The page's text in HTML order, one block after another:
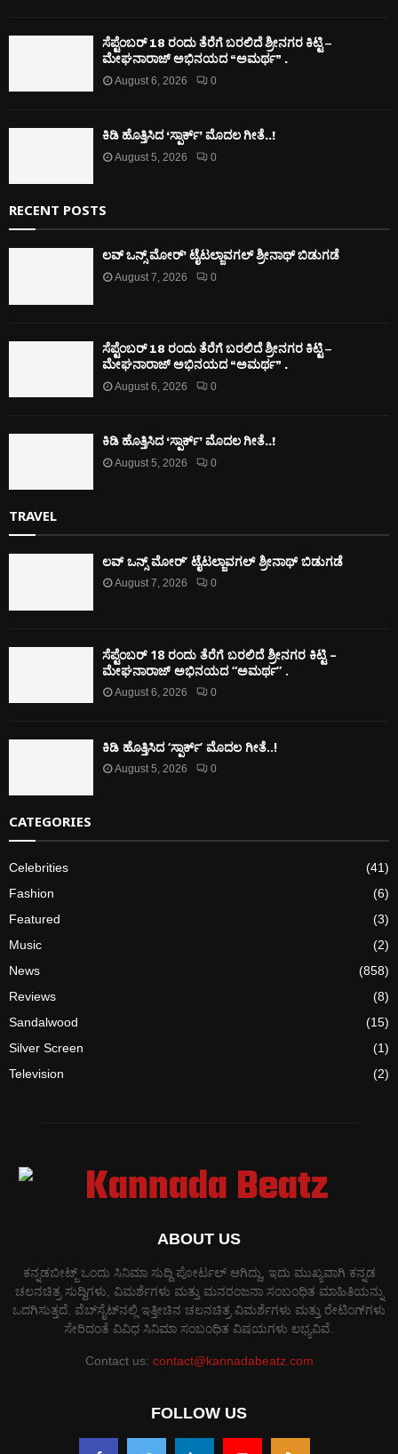
ಸೆಪ್ಟೆಂಬರ್ 18 ರಂದು ತೆರೆಗೆ ಬರಲಿದೆ ಶ್ರೀನಗರ ಕಿಟ್ಟಿ –
ಮೇಘನಾರಾಜ್ ಅಭಿನಯದ “ಅಮರ್ಥ” .
August 6, 2026 0
ಕಿಡಿ‌‌ ಹೊತ್ತಿಸಿದ ‘ಸ್ಪಾರ್ಕ್’ ಮೊದಲ‌ ಗೀತೆ..!
August 5, 2026 0
RECENT POSTS
ಲವ್ ಒನ್ಸ್ ಮೋರ್’ ಟೈಟಲ್ಜಾವಗಲ್ ಶ್ರೀನಾಥ್ ಬಿಡುಗಡೆ
August 7, 2026 0
ಸೆಪ್ಟೆಂಬರ್ 18 ರಂದು ತೆರೆಗೆ ಬರಲಿದೆ ಶ್ರೀನಗರ ಕಿಟ್ಟಿ –
ಮೇಘನಾರಾಜ್ ಅಭಿನಯದ “ಅಮರ್ಥ” .
August 6, 2026 0
ಕಿಡಿ‌‌ ಹೊತ್ತಿಸಿದ ‘ಸ್ಪಾರ್ಕ್’ ಮೊದಲ‌ ಗೀತೆ..!
August 5, 2026 0
TRAVEL
ಲವ್ ಒನ್ಸ್ ಮೋರ್’ ಟೈಟಲ್ಜಾವಗಲ್ ಶ್ರೀನಾಥ್ ಬಿಡುಗಡೆ
August 7, 2026 0
ಸೆಪ್ಟೆಂಬರ್ 18 ರಂದು ತೆರೆಗೆ ಬರಲಿದೆ ಶ್ರೀನಗರ ಕಿಟ್ಟಿ –
ಮೇಘನಾರಾಜ್ ಅಭಿನಯದ “ಅಮರ್ಥ” .
August 6, 2026 0
ಕಿಡಿ‌‌ ಹೊತ್ತಿಸಿದ ‘ಸ್ಪಾರ್ಕ್’ ಮೊದಲ‌ ಗೀತೆ..!
August 5, 2026 0
CATEGORIES
Celebrities
(41)
Fashion
(6)
Featured
(3)
Music
(2)
News
(858)
Reviews
(8)
Sandalwood
(15)
Silver Screen
(1)
Television
(2)
ABOUT US
ಕನ್ನಡಬೀಟ್ಜ್ ಒಂದು ಸಿನಿಮಾ ಸುದ್ದಿ ಪೋರ್ಟಲ್ ಆಗಿದ್ದು, ಇದು ಮುಖ್ಯವಾಗಿ ಕನ್ನಡ
ಚಲನಚಿತ್ರ ಸುದ್ದಿಗಳು, ವಿಮರ್ಶೆಗಳು ಮತ್ತು ಮನರಂಜನಾ ಸಂಬಂಧಿತ ಮಾಹಿತಿಯನ್ನು
ಒದಗಿಸುತ್ತದೆ. ವೆಬ್‌ಸೈಟ್‌ನಲ್ಲಿ ಇತ್ತೀಚಿನ ಚಲನಚಿತ್ರ ವಿಮರ್ಶೆಗಳು ಮತ್ತು ರೇಟಿಂಗ್‌ಗಳು
ಸೇರಿದಂತೆ ವಿವಿಧ ಸಿನಿಮಾ ಸಂಬಂಧಿತ ವಿಷಯಗಳು ಲಭ್ಯವಿವೆ.
Contact us: contact@kannadabeatz.com
FOLLOW US